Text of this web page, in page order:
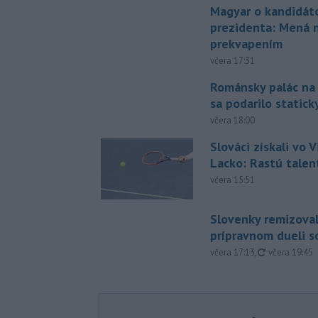
Magyar o
prezidenta: Mená
prekvapením
včera 17:31
Románsky palác
sa podarilo
včera 18:00
Slováci získali vo
Lacko: Rastú
včera 15:51
Slovenky
prípravnom dueli
včera 17:13, včera 19:45